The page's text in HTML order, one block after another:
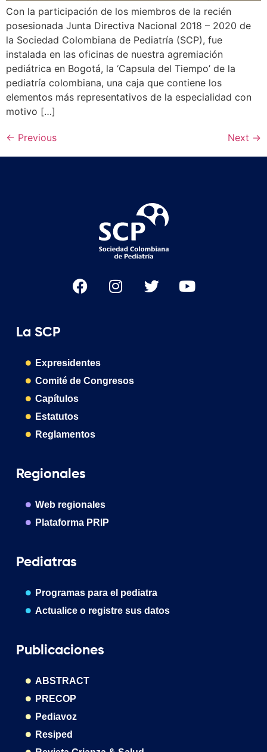
Con la participación de los miembros de la recién
posesionada Junta Directiva Nacional 2018 – 2020 de
la Sociedad Colombiana de Pediatría (SCP), fue
instalada en las oficinas de nuestra agremiación
pediátrica en Bogotá, la ‘Capsula del Tiempo’ de la
pediatría colombiana, una caja que contiene los
elementos más representativos de la especialidad con
motivo […]
← Previous Next →
La SCP
Expresidentes
Comité de Congresos
Capítulos
Estatutos
Reglamentos
Regionales
Web regionales
Plataforma PRIP
Pediatras
Programas para el pediatra
Actualice o registre sus datos
Publicaciones
ABSTRACT
PRECOP
Pediavoz
Resiped